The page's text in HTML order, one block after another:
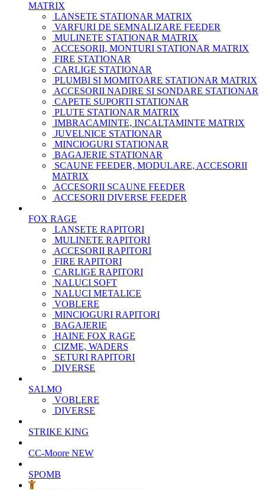
MATRIX
LANSETE STATIONAR MATRIX
VARFURI DE SEMNALIZARE FEEDER
MULINETE STATIONAR MATRIX
ACCESORII, MONTURI STATIONAR MATRIX
FIRE STATIONAR
CARLIGE STATIONAR
PLUMBI SI MOMITOARE STATIONAR MATRIX
ACCESORII NADIRE SI SONDARE STATIONAR
CAPETE SUPORTI STATIONAR
PLUTE STATIONAR MATRIX
IMBRACAMINTE, INCALTAMINTE MATRIX
JUVELNICE STATIONAR
MINCIOGURI STATIONAR
BAGAJERIE STATIONAR
SCAUNE FEEDER, MODULARE, ACCESORII
MATRIX
ACCESORII SCAUNE FEEDER
ACCESORII DIVERSE FEEDER
FOX RAGE
LANSETE RAPITORI
MULINETE RAPITORI
ACCESORII RAPITORI
FIRE RAPITORI
CARLIGE RAPITORI
NALUCI SOFT
NALUCI METALICE
VOBLERE
MINCIOGURI RAPITORI
BAGAJERIE
HAINE FOX RAGE
CIZME, WADERS
SETURI RAPITORI
DIVERSE
SALMO
VOBLERE
DIVERSE
STRIKE KING
CC-Moore NEW
SPOMB